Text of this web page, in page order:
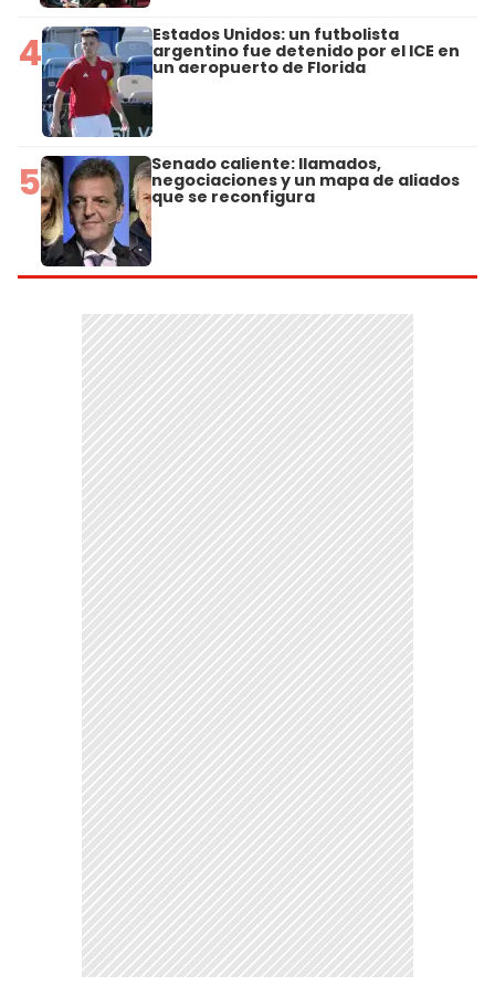
4 Estados Unidos: un futbolista
argentino fue detenido por el ICE en
un aeropuerto de Florida
5 Senado caliente: llamados,
negociaciones y un mapa de aliados
que se reconfigura